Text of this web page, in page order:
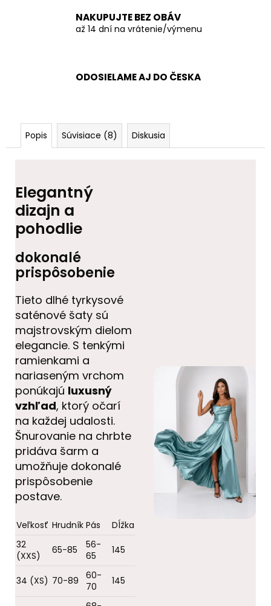
NAKUPUJTE BEZ OBÁV
až 14 dní na vrátenie/výmenu
ODOSIELAME AJ DO ČESKA
Popis Súvisiace (8) Diskusia
Elegantný
dizajn a
pohodlie
dokonalé
prispôsobenie
Tieto dlhé tyrkysové
saténové šaty sú
majstrovským dielom
elegancie. S tenkými
ramienkami a
nariaseným vrchom
ponúkajú luxusný
vzhľad, ktorý očarí
na každej udalosti.
Šnurovanie na chrbte
pridáva šarm a
umožňuje dokonalé
prispôsobenie
postave.
Veľkosť Hrudník Pás
Dĺžka
32
(XXS)
65-85
56-
65
145
34 (XS) 70-89
60-
70
145